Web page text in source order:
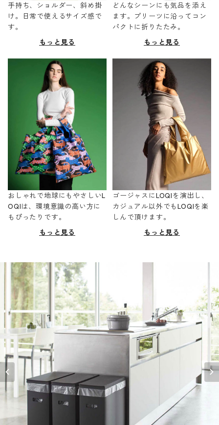
手持ち、ショルダー、斜め掛
け。日常で使えるサイズ感で
す。
もっと見る
どんなシーンにも気品を添え
ます。プリーツに沿ってコン
パクトに折りたたみ。
もっと見る
おしゃれで地球にもやさしいL
OQIは、環境意識の高い方に
もぴったりです。
もっと見る
ゴージャスにLOQIを演出し、
カジュアル以外でもLOQIを楽
しんで頂けます。
もっと見る